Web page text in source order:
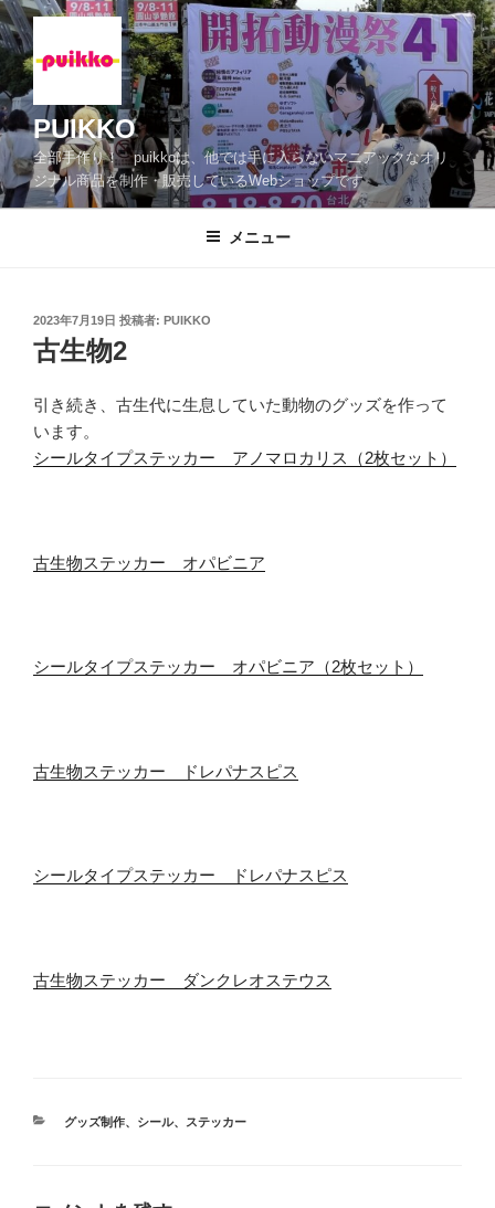
コ
ン
テ
ン
ツ
へ
ス
キ
PUIKKO
全部手作り！ puikkoは、他では手に入らないマニアックなオリ
ジナル商品を制作・販売しているWebショップです
メニュー
投
日:
2023年7月19日 投稿者: PUIKKO
古生物2
引き続き、古生代に生息していた動物のグッズを作って
います。
シールタイプステッカー アノマロカリス（2枚セット）
古生物ステッカー オパビニア
シールタイプステッカー オパビニア（2枚セット）
古生物ステッカー ドレパナスピス
シールタイプステッカー ドレパナスピス
古生物ステッカー ダンクレオステウス
カ
グッズ制作、 シール、 ステッカー